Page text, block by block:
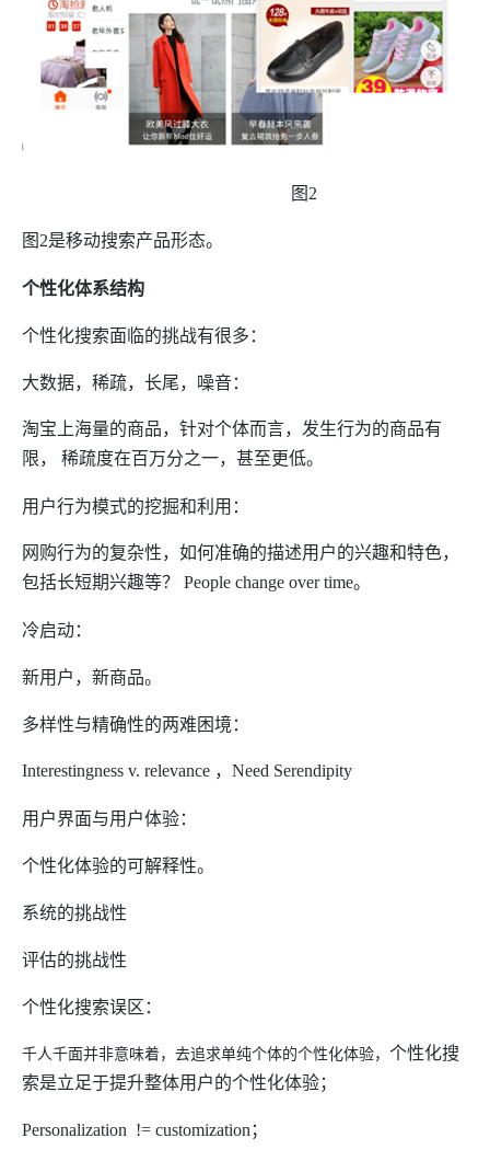
图 2
图 2是移动搜索产品形态。
个性化体系结构
个性化搜索面临的挑战有很多：
大数据，稀疏，长尾，噪音：
淘宝上海量的商品，针对个体而言，发生行为的商品有
限，
稀疏度在百万分之一，甚至更低。
用户行为模式的挖掘和利用：
网购行为的复杂性，如何准确的描述用户的兴趣和特色，
包括长短期兴趣等？
People change over time。
冷启动：
新用户，新商品。
多样性与精确性的两难困境：
Interestingness v. relevance ， Need Serendipity
用户界面与用户体验：
个性化体验的可解释性。
系统的挑战性
评估的挑战性
个性化搜索误区：
千人千面并非意味着，去追求单纯个体的个性化体验， 个性化搜
索是立足于提升整体用户的个性化体验；
Personalization != customization ；